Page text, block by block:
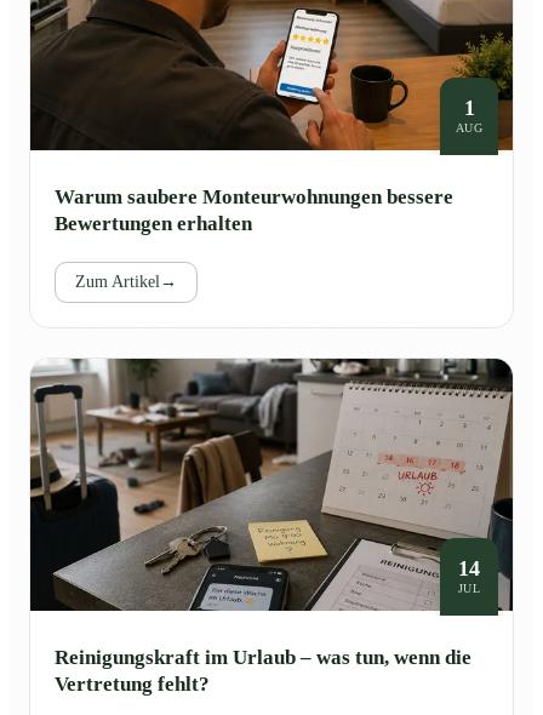
1
AUG
Warum saubere Monteurwohnungen bessere
Bewertungen erhalten
Zum Artikel →
14
JUL
Reinigungskraft im Urlaub – was tun, wenn die
Vertretung fehlt?